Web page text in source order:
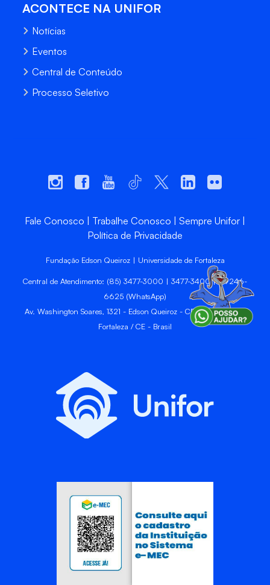
ACONTECE NA UNIFOR
Notícias
Eventos
Central de Conteúdo
Processo Seletivo
Fale Conosco Trabalhe Conosco
Sempre Unifor
Política de Privacidade
Fundação Edson Queiroz | Universidade de Fortaleza
Central de Atendimento: (85) 3477-3000 | 3477-3400 | 99246-
6625 (WhatsApp)
Av. Washington Soares, 1321 - Edson Queiroz - CEP 60811-905 -
Fortaleza / CE - Brasil